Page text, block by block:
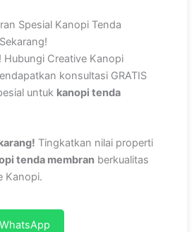
Spesial Kanopi Tenda
Hubungi Creative Kanopi
konsultasi GRATIS
untuk kanopi tenda
Tingkatkan nilai properti
tenda membran berkualitas
Kanopi.